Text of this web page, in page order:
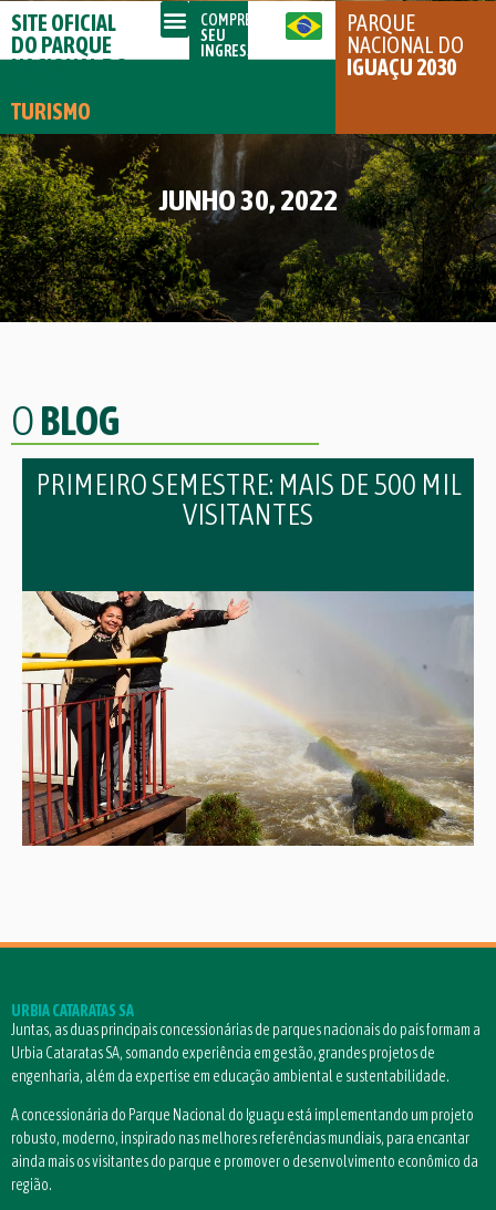
SITE OFICIAL
DO PARQUE
NACIONAL DO
TURISMO
COMPRE
SEU
INGRESSO
PARQUE
NACIONAL DO
IGUAÇU 2030
JUNHO 30, 2022
OBLOG
PRIMEIRO SEMESTRE: MAIS DE 500 MIL
VISITANTES
URBIA CATARATAS SA
Juntas, as duas principais concessionárias de parques nacionais do país formam a
Urbia Cataratas SA, somando experiência em gestão, grandes projetos de
engenharia, além da expertise em educação ambiental e sustentabilidade.
A concessionária do Parque Nacional do Iguaçu está implementando um projeto
robusto, moderno, inspirado nas melhores referências mundiais, para encantar
ainda mais os visitantes do parque e promover o desenvolvimento econômico da
região.